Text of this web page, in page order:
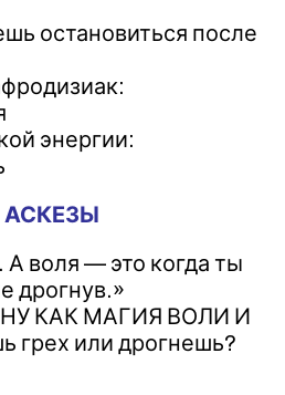
остановиться после
энергии:
АСКЕЗЫ
воля — это когда ты
дрогнув.»
КАК МАГИЯ ВОЛИ И
или дрогнешь?